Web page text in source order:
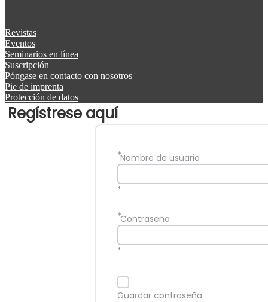
Revistas
Eventos
Seminarios en línea
Suscripción
Póngase en contacto con nosotros
Pie de imprenta
Protección de datos
Regístrese aquí
*Nombre de usuario
*
*Contraseña
*
Guardar contraseña